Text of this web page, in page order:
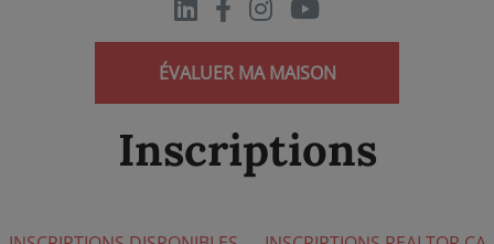
ÉVALUER MA MAISON
Inscriptions